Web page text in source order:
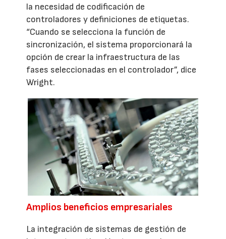
la necesidad de codificación de
controladores y definiciones de etiquetas.
“Cuando se selecciona la función de
sincronización, el sistema proporcionará la
opción de crear la infraestructura de las
fases seleccionadas en el controlador”, dice
Wright.
Amplios beneficios empresariales
La integración de sistemas de gestión de